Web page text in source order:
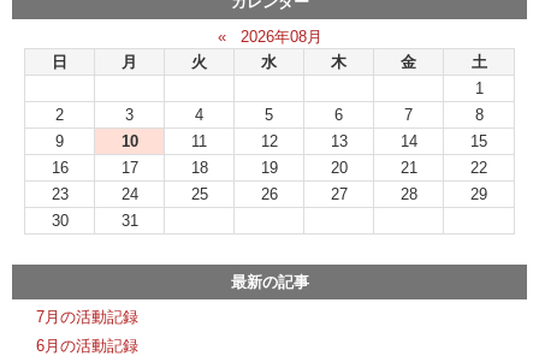
«
2026年08月
日
月 火 水 木 金
土
1
2
3 4 5 6 7
8
9
10 11 12 13 14
15
16
17 18 19 20 21
22
23
24 25 26 27 28
29
30
31
最新の記事
7月の活動記録
6月の活動記録